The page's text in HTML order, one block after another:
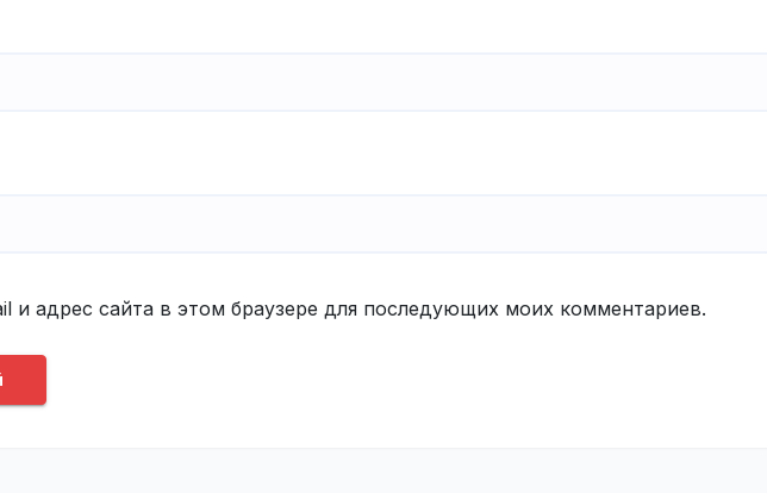
и адрес сайта в этом браузере для последующих моих комментариев.